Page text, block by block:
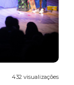
432 visualizações